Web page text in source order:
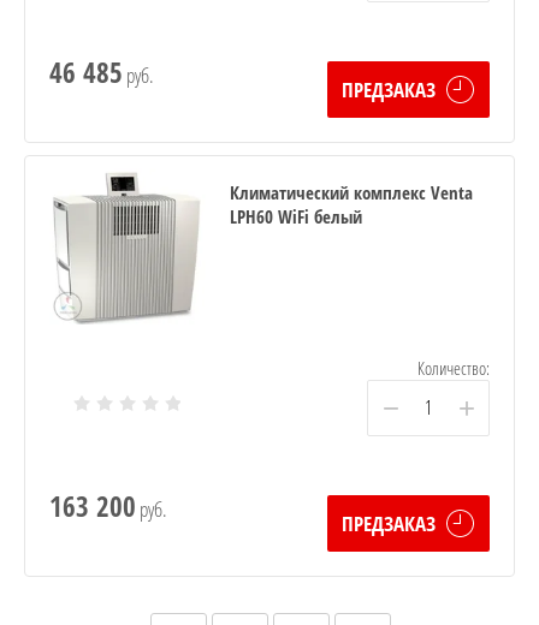
46 485 руб.
ПРЕДЗАКАЗ
Климатический комплекс Venta
LPH60 WiFi белый
Количество:
− +
163 200 руб.
ПРЕДЗАКАЗ